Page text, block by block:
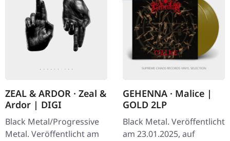
ZEAL & ARDOR · Zeal &
Ardor | DIGI
Black Metal/Progressive
Metal. Veröffentlicht am
GEHENNA · Malice |
GOLD 2LP
Black Metal. Veröffentlicht
am 23.01.2025, auf